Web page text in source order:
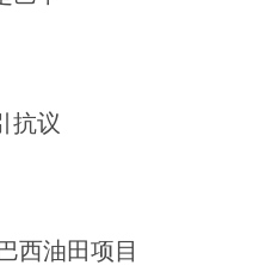
抗议
西油田项目